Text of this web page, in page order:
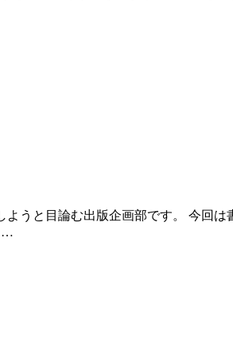
うと目論む出版企画部です。 今回
…